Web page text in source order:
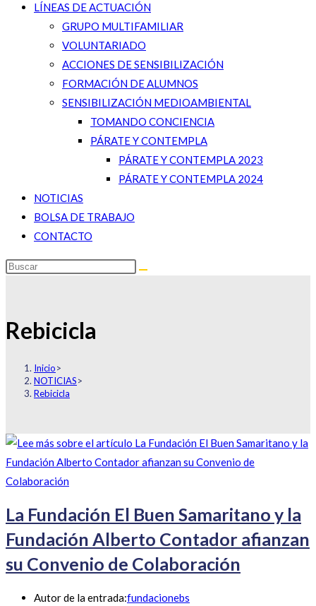
LÍNEAS DE ACTUACIÓN
GRUPO MULTIFAMILIAR
VOLUNTARIADO
ACCIONES DE SENSIBILIZACIÓN
FORMACIÓN DE ALUMNOS
SENSIBILIZACIÓN MEDIOAMBIENTAL
TOMANDO CONCIENCIA
PÁRATE Y CONTEMPLA
PÁRATE Y CONTEMPLA 2023
PÁRATE Y CONTEMPLA 2024
NOTICIAS
BOLSA DE TRABAJO
CONTACTO
Rebicicla
Inicio>
NOTICIAS>
Rebicicla
La Fundación El Buen Samaritano y la
Fundación Alberto Contador afianzan
su Convenio de Colaboración
Autor de la entrada:fundacionebs